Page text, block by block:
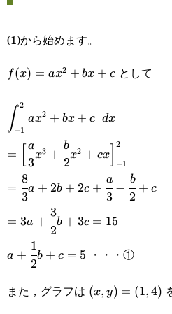
(1)から始めます。
f(x)=ax^2+bx+c
f(x) = ax2 + bx + c として
\displaystyle\int_{-
∫−1
2
ax2 + bx + c dx
=\Big[\cfrac{a}
{3}x^3+\cfrac{b}
{2}x^2+cx\Big]_{-1}^2
=
3
a
x3 +
2
b
x2 + cx] −1
2
=\cfrac{8}
{3}a+2b+2c+\cfrac{a}
{3}-\cfrac{b}{2}+c
=
3
8
a + 2b + 2c +
3
a
−
2
b
+ c
=3a+\cfrac{3}
{2}b+3c=15
= 3a +
2
3
b + 3c = 15
a+\cfrac{1}
{2}b+c=5
a +
2
1
b + c = 5 ・・・①
また，グラフは (x,y)=
(x, y) = (1, 4)